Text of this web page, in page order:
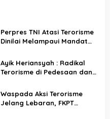
Perpres TNI Atasi Terorisme
Dinilai Melampaui Mandat
Ayik Heriansyah : Radikal
Terorisme di Pedesaan dan
Waspada Aksi Terorisme
Jelang Lebaran, FKPT